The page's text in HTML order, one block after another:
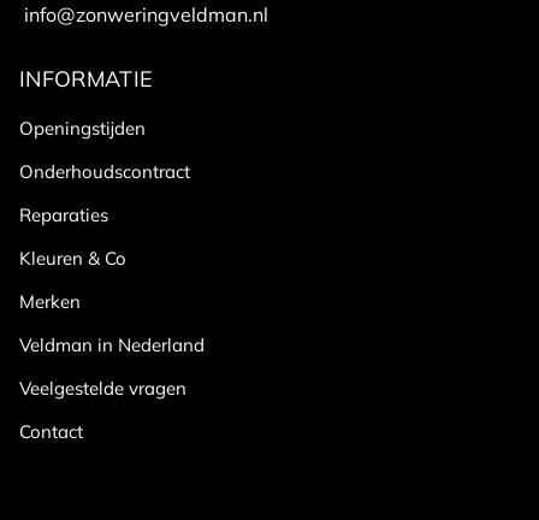
info@zonweringveldman.nl
INFORMATIE
Openingstijden
Onderhoudscontract
Reparaties
Kleuren & Co
Merken
Veldman in Nederland
Veelgestelde vragen
Contact